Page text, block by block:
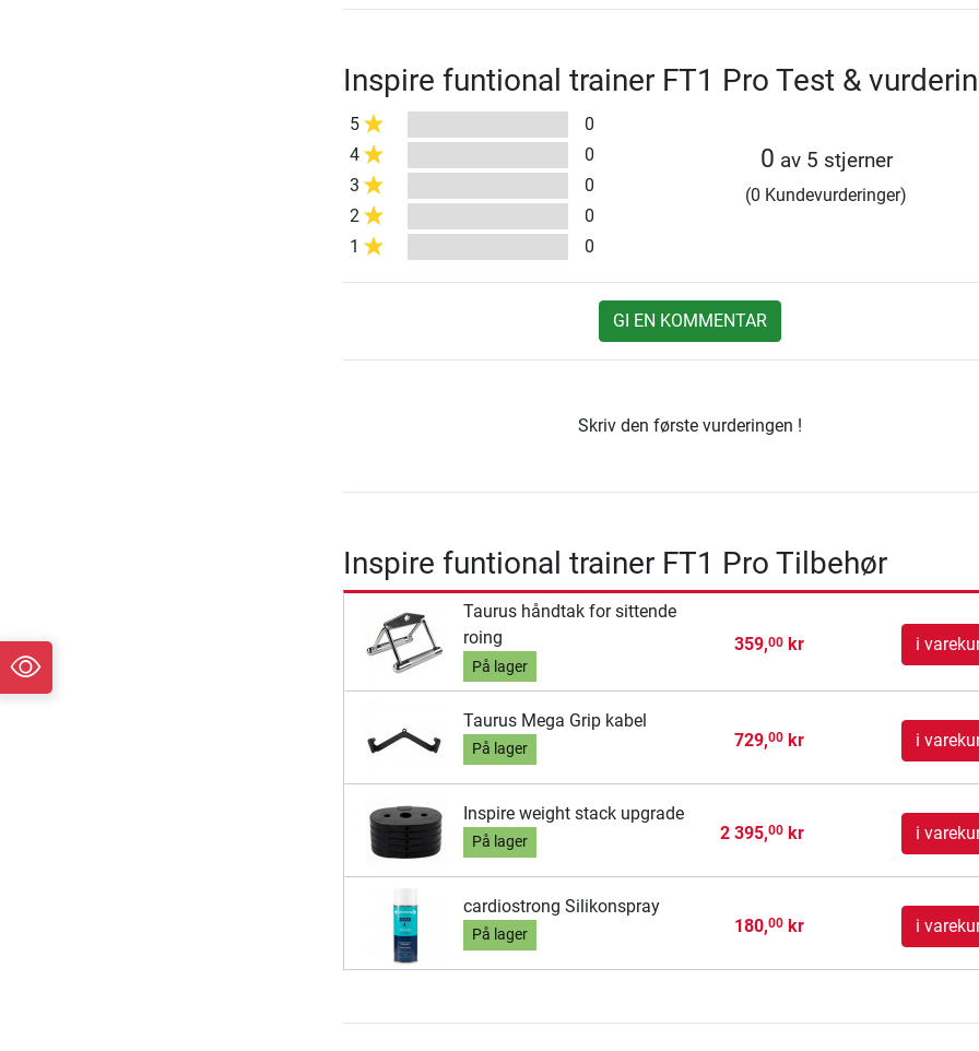
Inspire funtional trainer FT1 Pro Test &
5
0
4
0
3
0
2
0
1
0
0 av 5 stjerner
(0 Kundevurderinger)
GI EN KOMMENTAR
Skriv den første vurderingen !
Inspire funtional trainer FT1 Pro Tilbehør
Taurus håndtak for sittende
roing
På lager
359,00kr i
Taurus Mega Grip kabel
På lager 729,00kr i
Inspire weight stack upgrade
På lager 2 395,00kr i
cardiostrong Silikonspray
På lager 180,00kr i